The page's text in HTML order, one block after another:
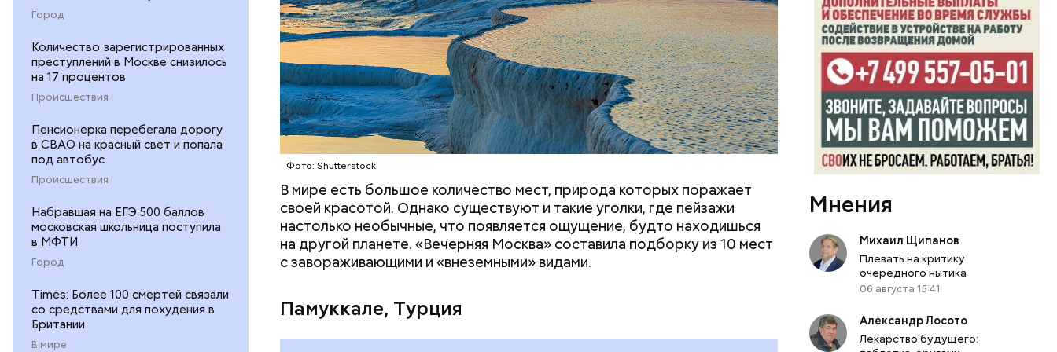
Город
Количество зарегистрированных
преступлений в Москве снизилось
на 17 процентов
Происшествия
Пенсионерка перебегала дорогу
в СВАО на красный свет и попала
под автобус
Происшествия
Набравшая на ЕГЭ 500 баллов
московская школьница поступила
в МФТИ
Город
Times: Более 100 смертей связали
со средствами для похудения в
Британии
В мире
Фото: Shutterstock
В мире есть большое количество мест, природа которых поражает
своей красотой. Однако существуют и такие уголки, где пейзажи
настолько необычные, что появляется ощущение, будто находишься
на другой планете. «Вечерняя Москва» составила подборку из 10 мест
с завораживающими и «внеземными» видами.
Памуккале, Турция
популярные бренды. Бизнесмен сейчас на пенсии, но при этом
продолжает контролировать акции своей компании. Его состояние
оценивается примерно в 148 миллиардов долларов.
Мнения
Михаил Щипанов
Плевать на критику
очередного нытика
06 августа 15:41
Александр Лосото
Лекарство будущего: